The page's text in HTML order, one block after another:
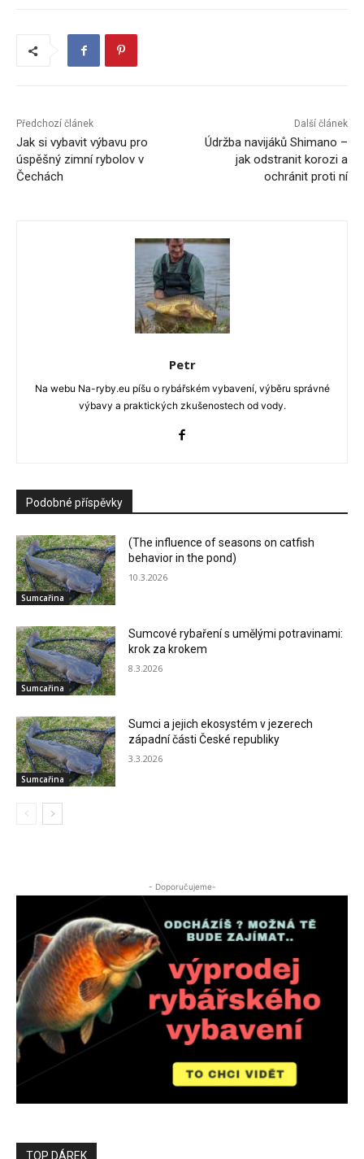
Předchozí článek
Jak si vybavit výbavu pro
úspěšný zimní rybolov v
Čechách
Další článek
Údržba navijáků Shimano –
jak odstranit korozi a
ochránit proti ní
Petr
Na webu Na-ryby.eu píšu o rybářském vybavení, výběru správné
výbavy a praktických zkušenostech od vody.
Podobné příspěvky
Sumcařina
(The influence of seasons on catfish
behavior in the pond)
10.3.2026
Sumcařina
Sumcové rybaření s umělými potravinami:
krok za krokem
8.3.2026
Sumcařina
Sumci a jejich ekosystém v jezerech
západní části České republiky
3.3.2026
- Doporučujeme-
TOP DÁREK